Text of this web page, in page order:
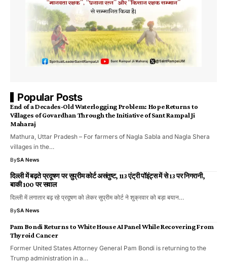
Popular Posts
End of a Decades-Old Waterlogging Problem: Hope Returns to
Villages of Govardhan Through the Initiative of Sant Rampal Ji
Maharaj
Mathura, Uttar Pradesh – For farmers of Nagla Sabla and Nagla Shera
villages in the…
BySA News
दिल्ली में बढ़ते प्रदूषण पर सुप्रीम कोर्ट असंतुष्ट, 113 एंट्री पॉइंट्स में से 13 पर निगरानी,
बाकी 100 पर सवाल
दिल्ली में लगातार बढ़ रहे प्रदूषण को लेकर सुप्रीम कोर्ट ने शुक्रवार को बड़ा बयान…
BySA News
Pam Bondi Returns to White House AI Panel While Recovering From
Thyroid Cancer
Former United States Attorney General Pam Bondi is returning to the
Trump administration in a…